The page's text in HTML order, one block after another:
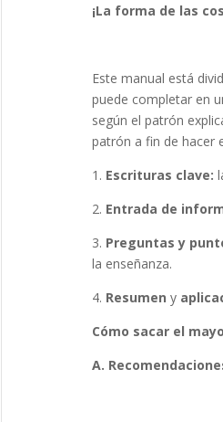
¡La forma de las
Este manual está
puede completar en
según el patrón
patrón a fin de hacer
1. Escrituras clave:
2. Entrada de
3. Preguntas y
la enseñanza.
4. Resumen y
Cómo sacar el
A.